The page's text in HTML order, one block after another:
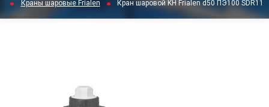
Краны шаровые Frialen Кран шаровой KH Frialen d50 ПЭ100 SDR11